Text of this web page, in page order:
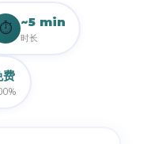
⏱️ ~5 min
时长
费